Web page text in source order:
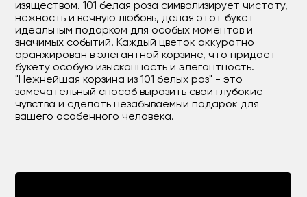
изяществом. 101 белая роза символизирует чистоту,
нежность и вечную любовь, делая этот букет
идеальным подарком для особых моментов и
значимых событий. Каждый цветок аккуратно
аранжирован в элегантной корзине, что придает
букету особую изысканность и элегантность.
"Нежнейшая корзина из 101 белых роз" - это
замечательный способ выразить свои глубокие
чувства и сделать незабываемый подарок для
вашего особенного человека.